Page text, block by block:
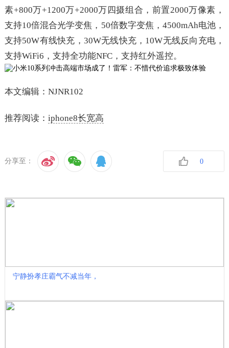
素+800万+1200万+2000万四摄组合，前置2000万像素，
支持10倍混合光学变焦，50倍数字变焦，4500mAh电池，
支持50W有线快充，30W无线快充，10W无线反向充电，
支持WiFi6，支持全功能NFC，支持红外遥控。
本文编辑：NJNR102
推荐阅读： iphone8长宽高
分享至： 0
宁静扮孝庄霸气不减当年，